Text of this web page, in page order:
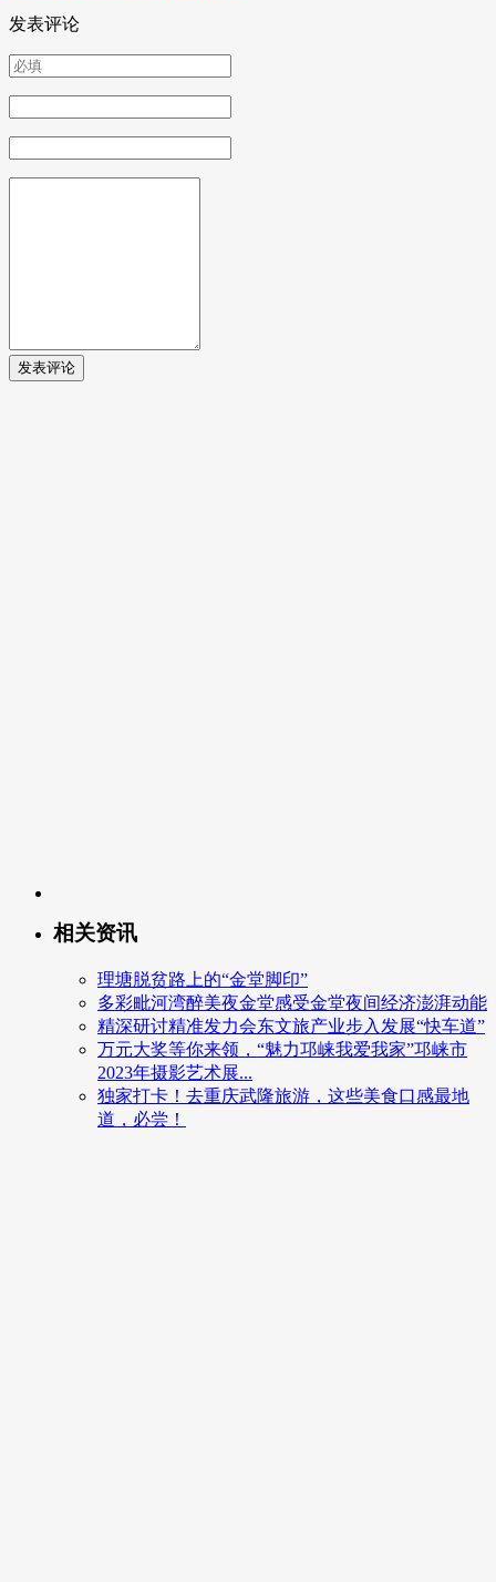
发表评论
相关资讯
理塘脱贫路上的“金堂脚印”
多彩毗河湾醉美夜金堂感受金堂夜间经济澎湃动能
精深研讨精准发力会东文旅产业步入发展“快车道”
万元大奖等你来领，“魅力邛崃我爱我家”邛崃市
2023年摄影艺术展...
独家打卡！去重庆武隆旅游，这些美食口感最地
道，必尝！